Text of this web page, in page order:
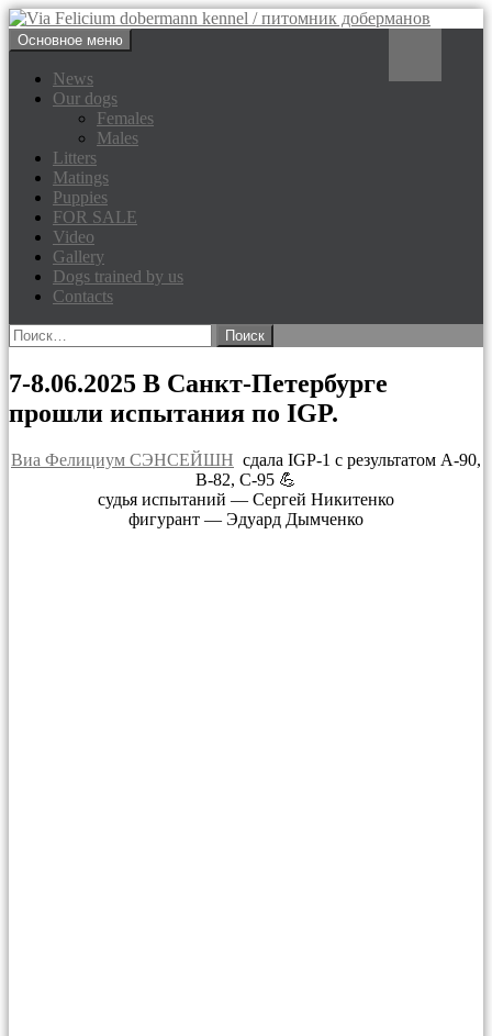
Via Felicium dobermann
kennel / питомник доберманов
Основное меню
к
News
Our dogs
Females
Males
Litters
Matings
Puppies
FOR SALE
Video
Gallery
Dogs trained by us
Contacts
Найти:
7-8.06.2025 В Санкт-Петербурге
прошли испытания по IGP.
Виа Фелициум СЭНСЕЙШН сдала IGP-1 c результатом А-90,
В-82, С-95 💪
судья испытаний — Сергей Никитенко
фигурант — Эдуард Дымченко